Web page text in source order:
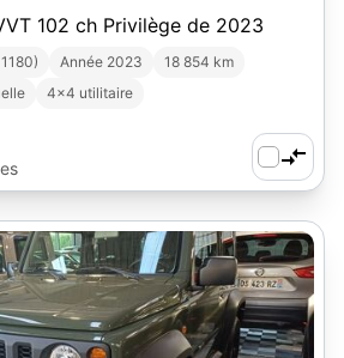
102 ch Privilège de 2023
Année 2023
18 854 km
4x4 utilitaire